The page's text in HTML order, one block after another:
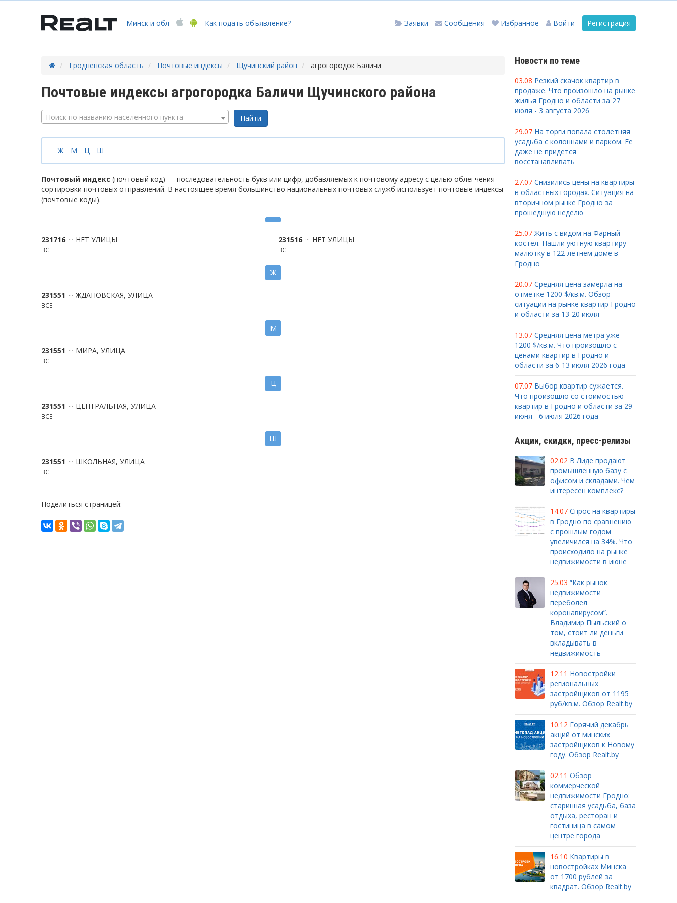
Минск и обл Как подать объявление? Регистрация
Войти
Избранное
Сообщения
Заявки
Гродненская область Почтовые индексы Щучинский район агрогородок Баличи
Почтовые индексы агрогородка Баличи Щучинского района
Поиск по названию населенного пункта
Ж М Ц Ш
Почтовый индекс (почтовый код) — последовательность букв или цифр, добавляемых к почтовому адресу с целью облегчения
сортировки почтовых отправлений. В настоящее время большинство национальных почтовых служб использует почтовые индексы
(почтовые коды).
231716 НЕТ УЛИЦЫ
ВСЕ
231516 НЕТ УЛИЦЫ
ВСЕ
Ж
231551 ЖДАНОВСКАЯ, УЛИЦА
ВСЕ
М
231551 МИРА, УЛИЦА
ВСЕ
Ц
231551 ЦЕНТРАЛЬНАЯ, УЛИЦА
ВСЕ
Ш
231551 ШКОЛЬНАЯ, УЛИЦА
ВСЕ
Поделиться страницей:
Новости по теме
03.08 Резкий скачок квартир в
продаже. Что произошло на рынке
жилья Гродно и области за 27
июля - 3 августа 2026
29.07 На торги попала столетняя
усадьба с колоннами и парком. Ее
даже не придется
восстанавливать
27.07 Снизились цены на квартиры
в областных городах. Ситуация на
вторичном рынке Гродно за
прошедшую неделю
25.07 Жить с видом на Фарный
костел. Нашли уютную квартиру-
малютку в 122-летнем доме в
Гродно
20.07 Средняя цена замерла на
отметке 1200 $/кв.м. Обзор
ситуации на рынке квартир Гродно
и области за 13-20 июля
13.07 Средняя цена метра уже
1200 $/кв.м. Что произошло с
ценами квартир в Гродно и
области за 6-13 июля 2026 года
07.07 Выбор квартир сужается.
Что произошло со стоимостью
квартир в Гродно и области за 29
июня - 6 июля 2026 года
Акции, скидки, пресс-релизы
02.02 В Лиде продают
промышленную базу с
офисом и складами. Чем
интересен комплекс?
14.07 Спрос на квартиры
в Гродно по сравнению
с прошлым годом
увеличился на 34%. Что
происходило на рынке
недвижимости в июне
25.03 “Как рынок
недвижимости
переболел
коронавирусом”.
Владимир Пыльский о
том, стоит ли деньги
вкладывать в
недвижимость
12.11 Новостройки
региональных
застройщиков от 1195
руб/кв.м. Обзор Realt.by
10.12 Горячий декабрь
акций от минских
застройщиков к Новому
году. Обзор Realt.by
02.11 Обзор
коммерческой
недвижимости Гродно:
старинная усадьба, база
отдыха, ресторан и
гостиница в самом
центре города
16.10 Квартиры в
новостройках Минска
от 1700 рублей за
квадрат. Обзор Realt.by